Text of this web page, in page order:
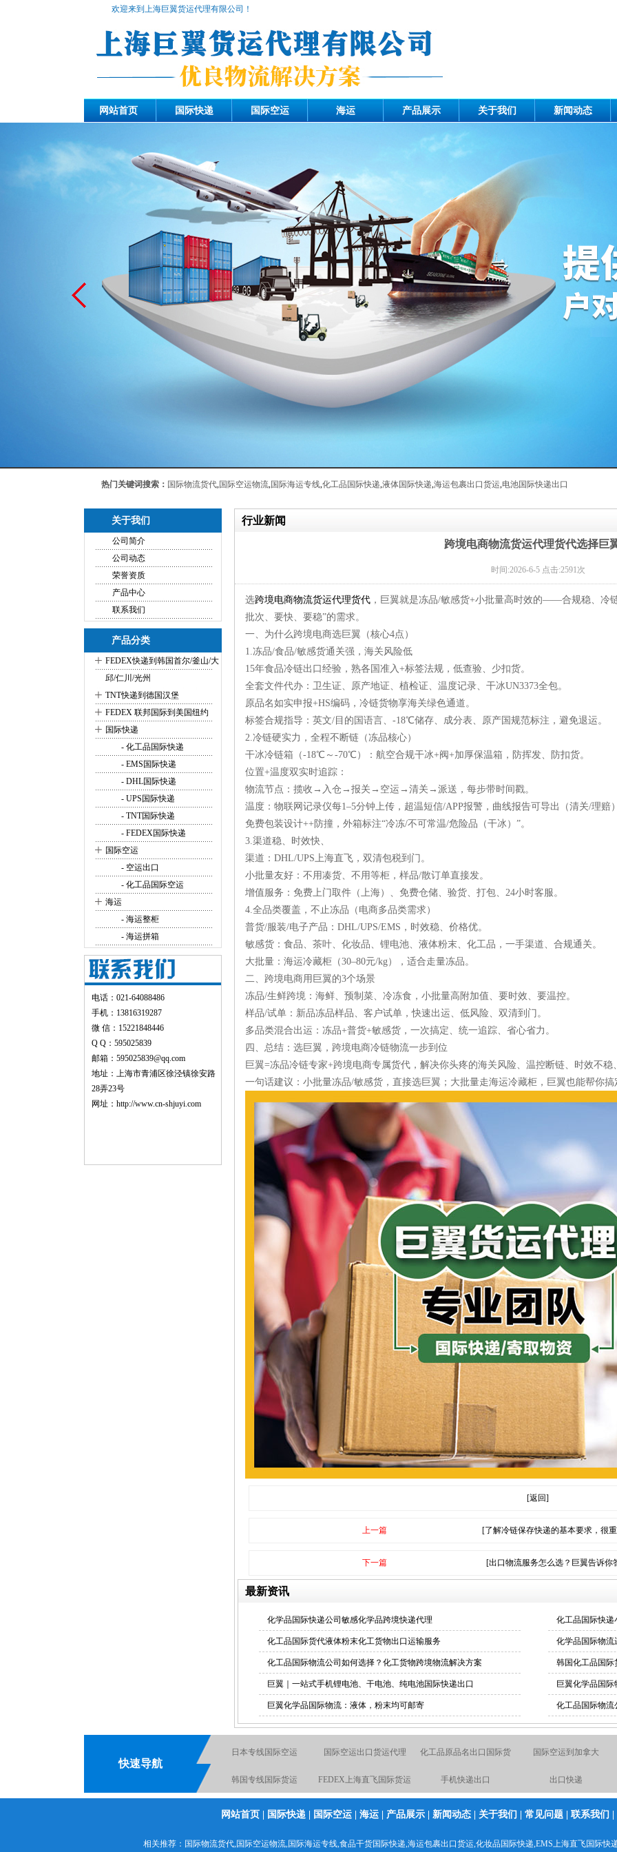
欢迎来到上海巨翼货运代理有限公司！
网站首页 国际快递 国际空运 海运 产品展示 关于我们 新闻动态
热门关键词搜索： 国际物流货代,国际空运物流,国际海运专线,化工品国际快递,液体国际快递,海运包裹出口货运,电池国际快递出口
关于我们
公司简介
公司动态
荣誉资质
产品中心
联系我们
产品分类
+ FEDEX快递到韩国首尔/釜山/大
邱/仁川/光州
+ TNT快递到德国汉堡
+ FEDEX 联邦国际到美国纽约
+ 国际快递
- 化工品国际快递
- EMS国际快递
- DHL国际快递
- UPS国际快递
- TNT国际快递
- FEDEX国际快递
+ 国际空运
- 空运出口
- 化工品国际空运
+ 海运
- 海运整柜
- 海运拼箱
电话：021-64088486
手机：13816319287
微 信：15221848446
Q Q：595025839
邮箱：595025839@qq.com
地址：上海市青浦区徐泾镇徐安路
28弄23号
网址： http://www.cn-shjuyi.com
行业新闻
跨境电商物流货运代理货代选择巨
时间:2026-6-5 点击:2591次
选跨境电商物流货运代理货代 ，巨翼就是冻品/敏感货+小批量高时效的——合规稳、冷
批次、要快、要稳”的需求。
一、为什么跨境电商选巨翼（核心4点）
1.冻品/食品/敏感货通关强，海关风险低
15年食品冷链出口经验，熟各国准入+标签法规，低查验、少扣货。
全套文件代办：卫生证、原产地证、植检证、温度记录、干冰UN3373全包。
原品名如实申报+HS编码，冷链货物享海关绿色通道。
标签合规指导：英文/目的国语言、-18℃储存、成分表、原产国规范标注，避免退运。
2.冷链硬实力，全程不断链（冻品核心）
干冰冷链箱（-18℃～-70℃）：航空合规干冰+阀+加厚保温箱，防挥发、防扣货。
位置+温度双实时追踪：
物流节点：揽收→入仓→报关→空运→清关→派送，每步带时间戳。
温度：物联网记录仪每1–5分钟上传，超温短信/APP报警，曲线报告可导出（清关/理赔
免费包装设计++防撞，外箱标注“冷冻/不可常温/危险品（干冰）”。
3.渠道稳、时效快、
渠道：DHL/UPS上海直飞，双清包税到门。
小批量友好：不用凑货、不用等柜，样品/散订单直接发。
增值服务：免费上门取件（上海）、免费仓储、验货、打包、24小时客服。
4.全品类覆盖，不止冻品（电商多品类需求）
普货/服装/电子产品：DHL/UPS/EMS，时效稳、价格优。
敏感货：食品、茶叶、化妆品、锂电池、液体粉末、化工品，一手渠道、合规通关。
大批量：海运冷藏柜（30–80元/kg），适合走量冻品。
二、跨境电商用巨翼的3个场景
冻品/生鲜跨境：海鲜、预制菜、冷冻食，小批量高附加值、要时效、要温控。
样品/试单：新品冻品样品、客户试单，快速出运、低风险、双清到门。
多品类混合出运：冻品+普货+敏感货，一次搞定、统一追踪、省心省力。
四、总结：选巨翼，跨境电商冷链物流一步到位
巨翼=冻品冷链专家+跨境电商专属货代，解决你头疼的海关风险、温控断链、时效不
一句话建议：小批量冻品/敏感货，直接选巨翼；大批量走海运冷藏柜，巨翼也能帮你搞
[返回]
上一篇 [了解冷链保存快递的基本要求，很
下一篇 [出口物流服务怎么选？巨翼告诉你
最新资讯
化学品国际快递公司敏感化学品跨境快递代理 化工品国际快递
化工品国际货代液体粉末化工货物出口运输服务 化学品国际物流
化工品国际物流公司如何选择？化工货物跨境物流解决方案 韩国化工品国际
巨翼｜一站式手机锂电池、干电池、纯电池国际快递出口 巨翼化学品国
巨翼化学品国际物流：液体，粉末均可邮寄 化工品国际物流
快速导航
日本专线国际空运 国际空运出口货运代理 化工品原品名出口国际货 国际空运到加拿大
韩国专线国际货运 FEDEX上海直飞国际货运 手机快递出口 出口快递
网站首页 国际快递 国际空运 海运 产品展示 新闻动态 关于我们 常见问题 联系我们
相关推荐： 国际物流货代,国际空运物流,国际海运专线,食品干货国际快递,海运包裹出口货运,化妆品国际快递,EMS上海直飞国际快